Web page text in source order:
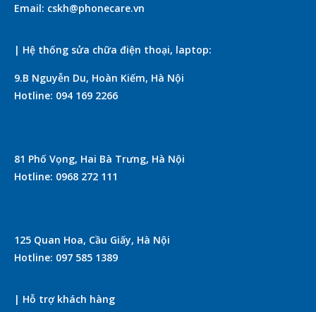
Email: cskh@phonecare.vn
| Hệ thống sửa chữa điện thoại, laptop:
9.B Nguyễn Du, Hoàn Kiếm, Hà Nội
Hotline: 094 169 2266
81 Phố Vọng, Hai Bà Trưng, Hà Nội
Hotline: 0968 272 111
125 Quan Hoa, Cầu Giấy, Hà Nội
Hotline: 097 585 1389
| Hỗ trợ khách hàng